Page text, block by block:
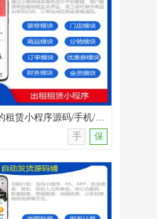
uniapp开发的租赁小程序源码/手机/汽车/办公用品租赁系统带分销模块和员工系统
手 保